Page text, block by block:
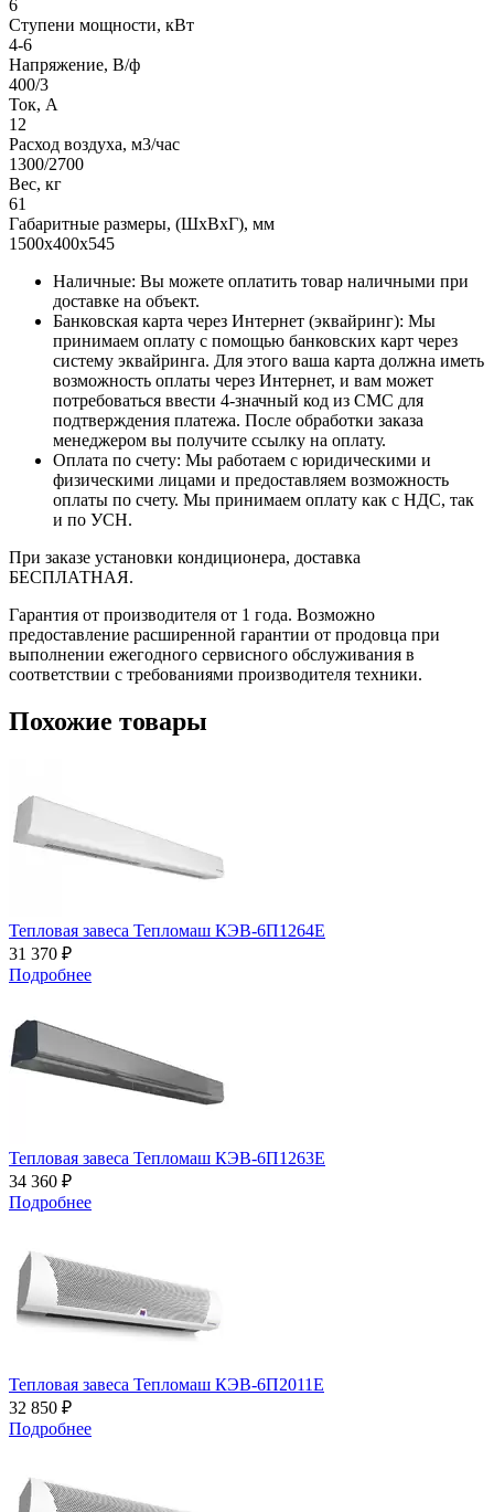
6
Ступени мощности, кВт
4-6
Напряжение, В/ф
400/3
Ток, А
12
Расход воздуха, м3/час
1300/2700
Вес, кг
61
Габаритные размеры, (ШxВxГ), мм
1500x400x545
Наличные: Вы можете оплатить товар наличными при
доставке на объект.
Банковская карта через Интернет (эквайринг): Мы
принимаем оплату с помощью банковских карт через
систему эквайринга. Для этого ваша карта должна иметь
возможность оплаты через Интернет, и вам может
потребоваться ввести 4-значный код из СМС для
подтверждения платежа. После обработки заказа
менеджером вы получите ссылку на оплату.
Оплата по счету: Мы работаем с юридическими и
физическими лицами и предоставляем возможность
оплаты по счету. Мы принимаем оплату как с НДС, так
и по УСН.
При заказе установки кондиционера, доставка
БЕСПЛАТНАЯ.
Гарантия от производителя от 1 года. Возможно
предоставление расширенной гарантии от продовца при
выполнении ежегодного сервисного обслуживания в
соответствии с требованиями производителя техники.
Похожие товары
Тепловая завеса Тепломаш КЭВ-6П1264Е
31 370 ₽
Подробнее
Тепловая завеса Тепломаш КЭВ-6П1263Е
34 360 ₽
Подробнее
Тепловая завеса Тепломаш КЭВ-6П2011Е
32 850 ₽
Подробнее